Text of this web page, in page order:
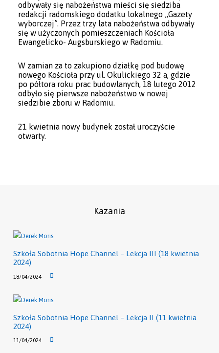
odbywały się nabożeństwa mieści się siedziba
redakcji radomskiego dodatku lokalnego „Gazety
wyborczej”. Przez trzy lata nabożeństwa odbywały
się w użyczonych pomieszczeniach Kościoła
Ewangelicko- Augsburskiego w Radomiu.
W zamian za to zakupiono działkę pod budowę
nowego Kościoła przy ul. Okulickiego 32 a, gdzie
po półtora roku prac budowlanych, 18 lutego 2012
odbyło się pierwsze nabożeństwo w nowej
siedzibie zboru w Radomiu.
21 kwietnia nowy budynek został uroczyście
otwarty.
Kazania
Szkoła Sobotnia Hope Channel – Lekcja III (18 kwietnia
2024)
18/04/2024
Szkoła Sobotnia Hope Channel – Lekcja II (11 kwietnia
2024)
11/04/2024